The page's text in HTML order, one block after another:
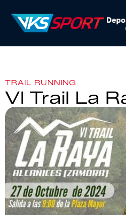
TRAIL RUNNING
VI Trail La